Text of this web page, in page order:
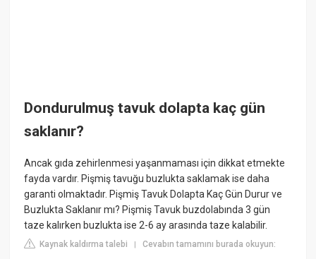
Dondurulmuş tavuk dolapta kaç gün
saklanır?
Ancak gıda zehirlenmesi yaşanmaması için dikkat etmekte
fayda vardır. Pişmiş tavuğu buzlukta saklamak ise daha
garanti olmaktadır. Pişmiş Tavuk Dolapta Kaç Gün Durur ve
Buzlukta Saklanır mı? Pişmiş Tavuk buzdolabında 3 gün
taze kalırken buzlukta ise 2-6 ay arasında taze kalabilir.
Kaynak kaldırma talebi |Cevabın tamamını burada okuyun: